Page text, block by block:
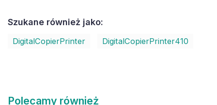
Szukane również jako:
DigitalCopierPrinter DigitalCopierPrinter410
Polecamy również